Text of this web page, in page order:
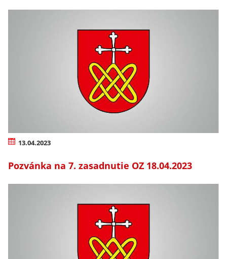
13.04.2023
Pozvánka na 7. zasadnutie OZ 18.04.2023